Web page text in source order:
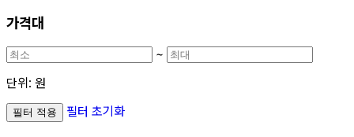
가격대
~
단위: 원
필터 적용 필터 초기화